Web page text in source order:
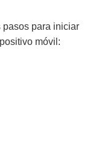
pasos para iniciar
móvil: